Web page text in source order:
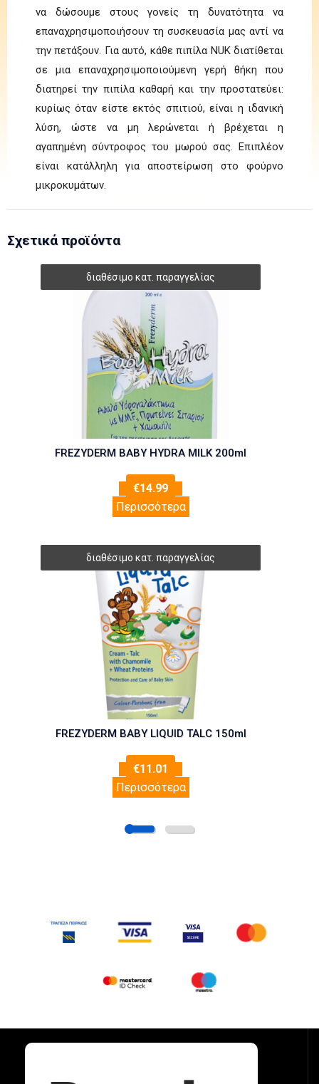
να δώσουμε στους γονείς τη δυνατότητα να
επαναχρησιμοποιήσουν τη συσκευασία μας αντί να
την πετάξουν. Για αυτό, κάθε πιπίλα NUK διατίθεται
σε μια επαναχρησιμοποιούμενη γερή θήκη που
διατηρεί την πιπίλα καθαρή και την προστατεύει:
κυρίως όταν είστε εκτός σπιτιού, είναι η ιδανική
λύση, ώστε να μη λερώνεται ή βρέχεται η
αγαπημένη σύντροφος του μωρού σας. Επιπλέον
είναι κατάλληλη για αποστείρωση στο φούρνο
μικροκυμάτων.
Σχετικά προϊόντα
FREZYDERM BABY HYDRA MILK 200ml
€14.99
Περισσότερα
FREZYDERM BABY LIQUID TALC 150ml
€11.01
Περισσότερα